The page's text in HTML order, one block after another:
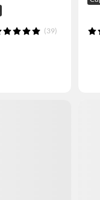
(39)